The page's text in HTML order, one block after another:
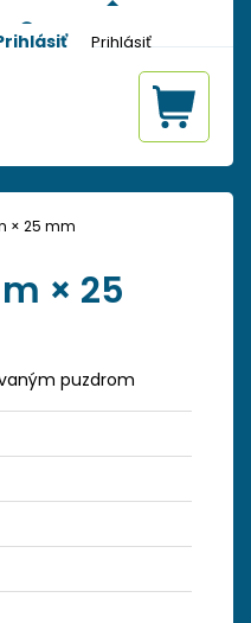
× 25 mm
× 25
puzdrom